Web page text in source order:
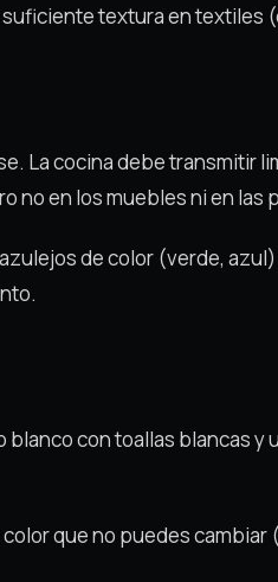
textura en textiles
La cocina debe transmitir
no en los muebles ni en las
de color (verde,
blanco con toallas blancas
que no puedes